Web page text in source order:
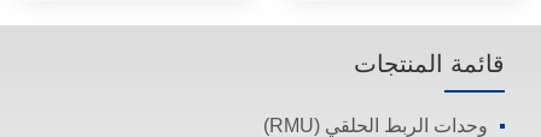
قائمة المنتجات
وحدات الربط الحلقي (RMU)